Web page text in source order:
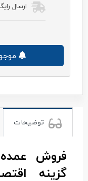
ارسال رایگان
توضیحات
گزینه